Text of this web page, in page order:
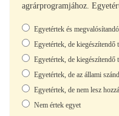
agrárprogramjához.
Választások
Egyetértek és
Egyetértek, de
Egyetértek, de
Egyetértek, de az állami
Egyetértek, de nem lesz
Nem értek egyet